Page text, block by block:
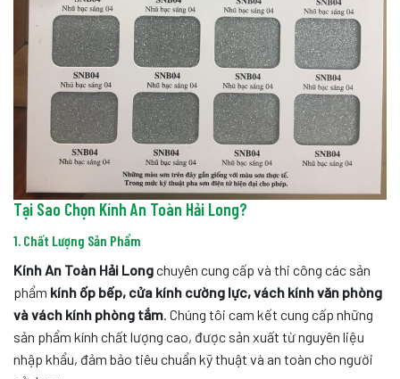
Tại Sao Chọn Kính An Toàn Hải Long?
1. Chất Lượng Sản Phẩm
Kính An Toàn Hải Longchuyên cung cấp và thi công các sản
phẩm kính ốp bếp, cửa kính cường lực, vách kính văn phòng
và vách kính phòng tắm. Chúng tôi cam kết cung cấp những
sản phẩm kính chất lượng cao, được sản xuất từ nguyên liệu
nhập khẩu, đảm bảo tiêu chuẩn kỹ thuật và an toàn cho người